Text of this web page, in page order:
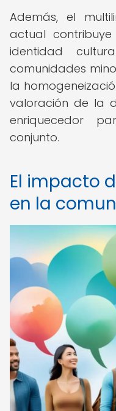
Además, el
actual
identidad
comunidades
la
valoración de la
enriquecedor
conjunto.
El impacto
en la